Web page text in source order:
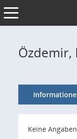
Toggle navigation
Özdemir,
Keine